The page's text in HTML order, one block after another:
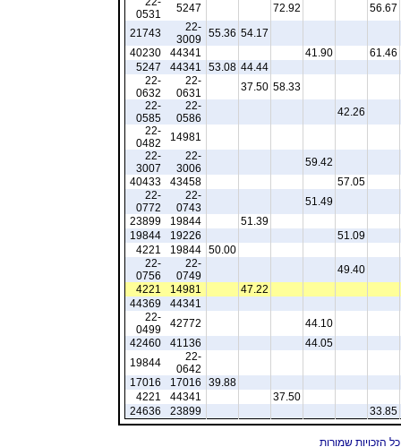
56.67
72.92
5247
0531
54.17
55.36
22-
3009
21743
61.46
41.90
44341
40230
44.44
53.08
44341
5247
58.33
37.50
22-
0631
22-
0632
42.26
22-
0586
22-
0585
14981
22-
0482
59.42
22-
3006
22-
3007
57.05
43458
40433
51.49
22-
0743
22-
0772
51.39
19844
23899
51.09
19226
19844
50.00
19844
4221
49.40
22-
0749
22-
0756
47.22
14981
4221
44341
44369
44.10
42772
22-
0499
44.05
41136
42460
22-
0642
19844
39.88
17016
17016
37.50
44341
4221
33.85
23899
24636